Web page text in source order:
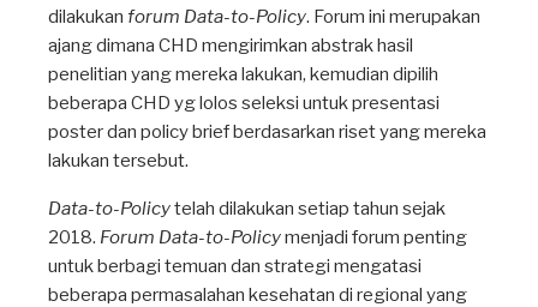
dilakukan forum Data-to-Policy. Forum ini merupakan
ajang dimana CHD mengirimkan abstrak hasil
penelitian yang mereka lakukan, kemudian dipilih
beberapa CHD yg lolos seleksi untuk presentasi
poster dan policy brief berdasarkan riset yang mereka
lakukan tersebut.
Data-to-Policytelah dilakukan setiap tahun sejak
2018. Forum Data-to-Policymenjadi forum penting
untuk berbagi temuan dan strategi mengatasi
beberapa permasalahan kesehatan di regional yang